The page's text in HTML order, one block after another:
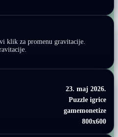
klik za promenu gravitacije.
23. maj 2026.
Puzzle igrice
gamemonetize
800x600